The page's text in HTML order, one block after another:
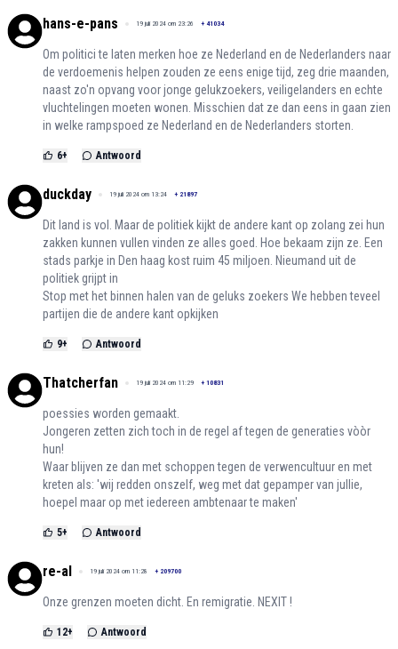
hans-e-pans 19 juli 2024 om 23:26 + 41034
Om politici te laten merken hoe ze Nederland en de Nederlanders naar
de verdoemenis helpen zouden ze eens enige tijd, zeg drie maanden,
naast zo'n opvang voor jonge gelukzoekers, veiligelanders en echte
vluchtelingen moeten wonen. Misschien dat ze dan eens in gaan zien
in welke rampspoed ze Nederland en de Nederlanders storten.
6+ Antwoord
duckday 19 juli 2024 om 13:24 + 21897
Dit land is vol. Maar de politiek kijkt de andere kant op zolang zei hun
zakken kunnen vullen vinden ze alles goed. Hoe bekaam zijn ze. Een
stads parkje in Den haag kost ruim 45 miljoen. Nieumand uit de
politiek grijpt in
Stop met het binnen halen van de geluks zoekers We hebben teveel
partijen die de andere kant opkijken
9+ Antwoord
Thatcherfan 19 juli 2024 om 11:29 + 10831
poessies worden gemaakt.
Jongeren zetten zich toch in de regel af tegen de generaties vòòr
hun!
Waar blijven ze dan met schoppen tegen de verwencultuur en met
kreten als: 'wij redden onszelf, weg met dat gepamper van jullie,
hoepel maar op met iedereen ambtenaar te maken'
5+ Antwoord
re-al 19 juli 2024 om 11:28 + 209700
Onze grenzen moeten dicht. En remigratie. NEXIT !
12+ Antwoord